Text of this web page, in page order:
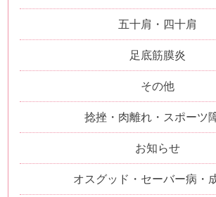
五十肩・四十肩
足底筋膜炎
その他
捻挫・肉離れ・スポーツ
お知らせ
オスグッド・セーバー病・